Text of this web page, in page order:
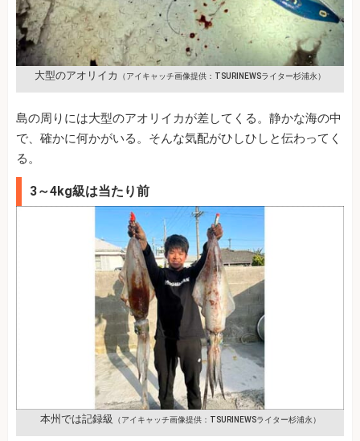
大型のアオリイカ （アイキャッチ画像提供：TSURINEWSライター杉浦永）
島の周りには大型のアオリイカが差してくる。静かな海の中
で、確かに何かがいる。そんな気配がひしひしと伝わってく
る。
3～4kg級は当たり前
本州では記録級 （アイキャッチ画像提供：TSURINEWSライター杉浦永）